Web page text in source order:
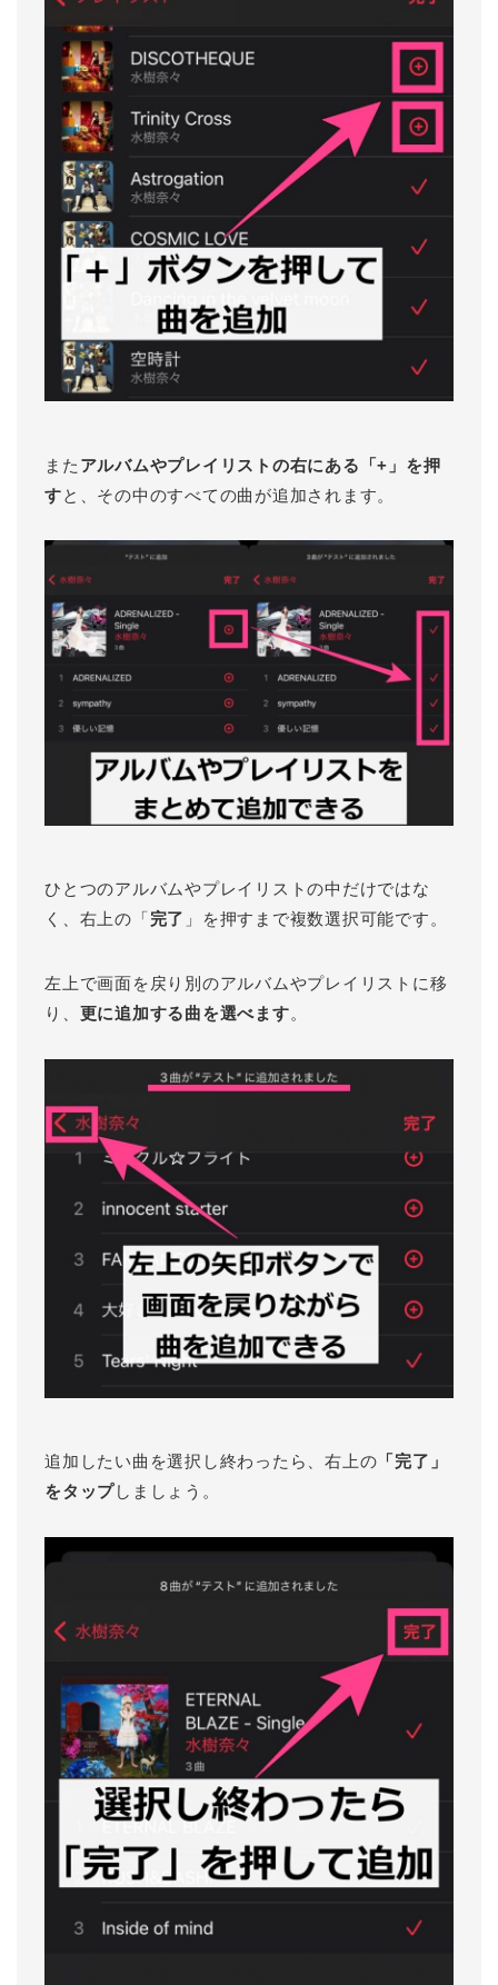
また アルバムやプレイリストの右にある「+」を押
すと、その中のすべての曲が追加されます。
ひとつのアルバムやプレイリストの中だけではな
く、右上の「完了 」を押すまで複数選択可能です。
左上で画面を戻り別のアルバムやプレイリストに移
り、 更に追加する曲を選べます。
追加したい曲を選択し終わったら、右上の 「完了」
をタップしましょう。